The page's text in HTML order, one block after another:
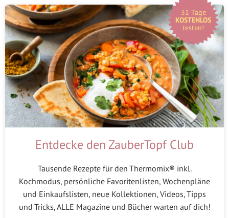
31 Tage
KOSTENLOS
testen!
Entdecke den ZauberTopf Club
Tausende Rezepte für den Thermomix® inkl.
Kochmodus, persönliche Favoritenlisten, Wochenpläne
und Einkaufslisten, neue Kollektionen, Videos, Tipps
und Tricks, ALLE Magazine und Bücher warten auf dich!